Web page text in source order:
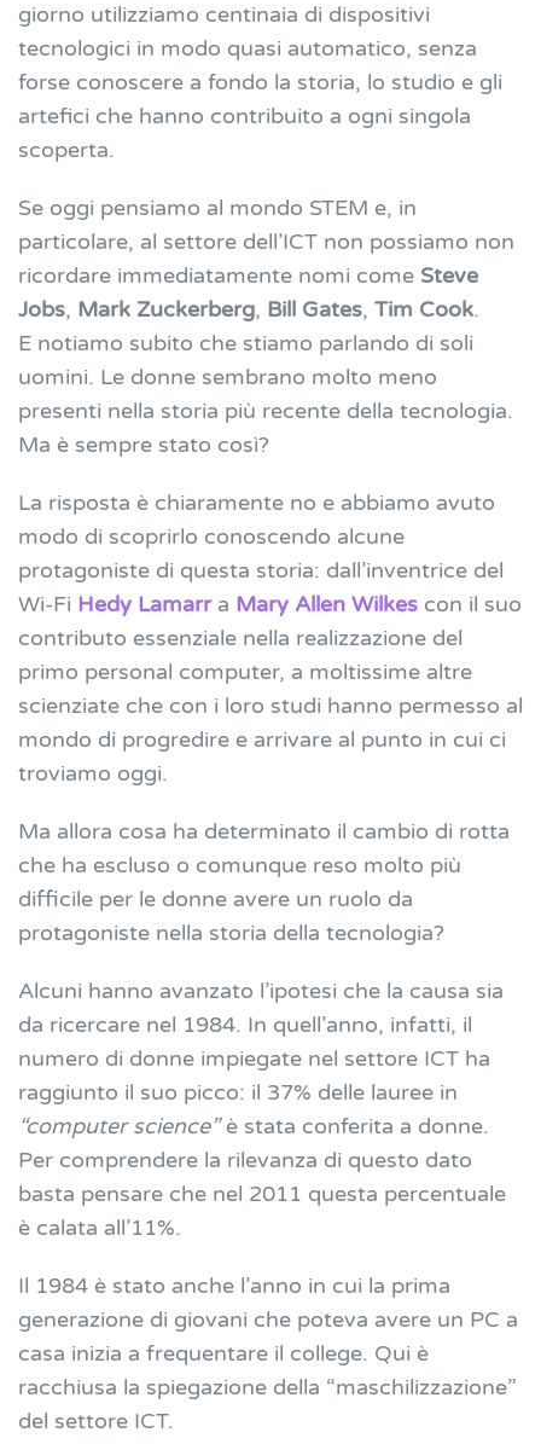
giorno utilizziamo centinaia di dispositivi
tecnologici in modo quasi automatico, senza
forse conoscere a fondo la storia, lo studio e gli
artefici che hanno contribuito a ogni singola
scoperta.
Se oggi pensiamo al mondo STEM e, in
particolare, al settore dell’ICT non possiamo non
ricordare immediatamente nomi come Steve
Jobs, Mark Zuckerberg, Bill Gates, Tim Cook.
E notiamo subito che stiamo parlando di soli
uomini. Le donne sembrano molto meno
presenti nella storia più recente della tecnologia.
Ma è sempre stato così?
La risposta è chiaramente no e abbiamo avuto
modo di scoprirlo conoscendo alcune
protagoniste di questa storia: dall’inventrice del
Wi-Fi Hedy Lamarra Mary Allen Wilkes con il suo
contributo essenziale nella realizzazione del
primo personal computer, a moltissime altre
scienziate che con i loro studi hanno permesso al
mondo di progredire e arrivare al punto in cui ci
troviamo oggi.
Ma allora cosa ha determinato il cambio di rotta
che ha escluso o comunque reso molto più
difficile per le donne avere un ruolo da
protagoniste nella storia della tecnologia?
Alcuni hanno avanzato l’ipotesi che la causa sia
da ricercare nel 1984. In quell’anno, infatti, il
numero di donne impiegate nel settore ICT ha
raggiunto il suo picco: il 37% delle lauree in
“computer science”è stata conferita a donne.
Per comprendere la rilevanza di questo dato
basta pensare che nel 2011 questa percentuale
è calata all’11%.
Il 1984 è stato anche l’anno in cui la prima
generazione di giovani che poteva avere un PC a
casa inizia a frequentare il college. Qui è
racchiusa la spiegazione della “maschilizzazione”
del settore ICT.